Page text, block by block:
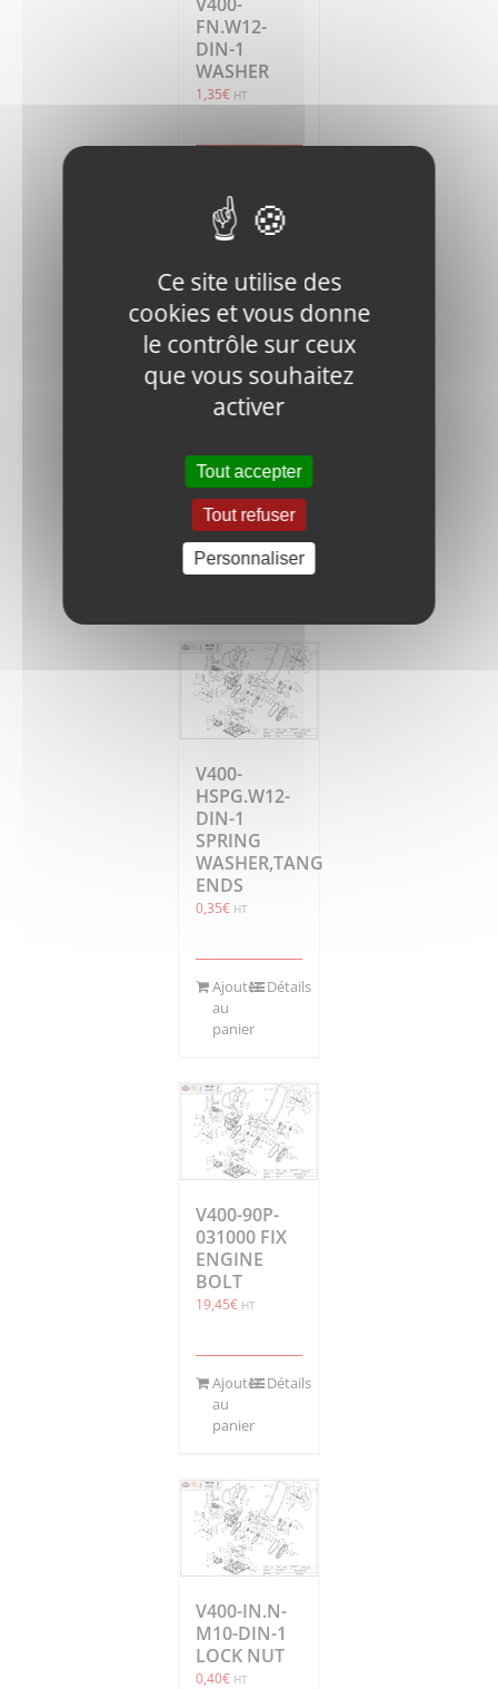
FN.W12-
DIN-1
WASHER
1,35€ HT
au
panier
V400-60W-
010100
389,61€ HT
Ajouter
au
Détails
V400-
HSPG.W12-
DIN-1
SPRING
WASHER,TANG
ENDS
0,35€ HT
Ajouter
au
panier
Détails
V400-90P-
031000 FIX
ENGINE
BOLT
19,45€ HT
Ajouter
au
panier
Détails
V400-IN.N-
M10-DIN-1
LOCK NUT
0,40€ HT
Ce site utilise des
cookies et vous donne
le contrôle sur ceux
que vous souhaitez
activer
Tout accepter
Tout refuser
Personnaliser